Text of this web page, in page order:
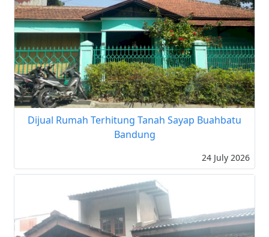
Dijual Rumah Terhitung Tanah Sayap Buahbatu
Bandung
24 July 2026